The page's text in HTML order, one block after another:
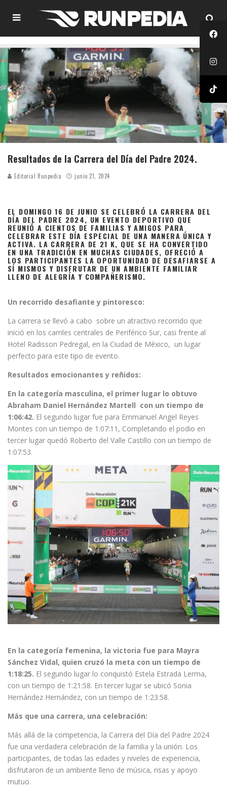
Resultados de la Carrera del Día del Padre 2024.
Editorial Runpedia junio 21, 2024
EL DOMINGO 16 DE JUNIO SE CELEBRÓ LA CARRERA DEL
DÍA DEL PADRE 2024, UN EVENTO DEPORTIVO QUE
REUNIÓ A CIENTOS DE FAMILIAS Y AMIGOS PARA
CELEBRAR ESTE DÍA ESPECIAL DE UNA MANERA ÚNICA Y
ACTIVA. LA CARRERA DE 21 K, QUE SE HA CONVERTIDO
EN UNA TRADICIÓN EN MUCHAS CIUDADES, OFRECIÓ A
LOS PARTICIPANTES LA OPORTUNIDAD DE DESAFIARSE A
SÍ MISMOS Y DISFRUTAR DE UN AMBIENTE FAMILIAR
LLENO DE ALEGRÍA Y COMPAÑERISMO.
Un recorrido desafiante y pintoresco:
La carrera se llevó a cabo sobre un atractivo recorrido que
inició en los carriles centrales de Periférico Sur, casi frente al
Hotel Radisson Pedregal, en la Ciudad de México, un lugar
perfecto para este tipo de evento.
Resultados emocionantes y reñidos:
En la categoría masculina, el primer lugar lo obtuvo
Abraham Daniel Hernández Martell con un tiempo de
1:06:42. El segundo lugar fue para Emmanuel Angel Reyes
Montes con un tiempo de 1:07:11, Completando el podio en
tercer lugar quedó Roberto del Valle Castillo con un tiempo de
1:07:53.
En la categoría femenina, la victoria fue para Mayra
Sánchez Vidal, quien cruzó la meta con un tiempo de
1:18:25. El segundo lugar lo conquistó Estela Estrada Lerma,
con un tiempo de 1:21:58. En tercer lugar se ubicó Sonia
Hernández Hernández, con un tiempo de 1:23:58.
Más que una carrera, una celebración:
Más allá de la competencia, la Carrera del Día del Padre 2024
fue una verdadera celebración de la familia y la unión. Los
participantes, de todas las edades y niveles de experiencia,
disfrutaron de un ambiente lleno de música, risas y apoyo
mutuo.